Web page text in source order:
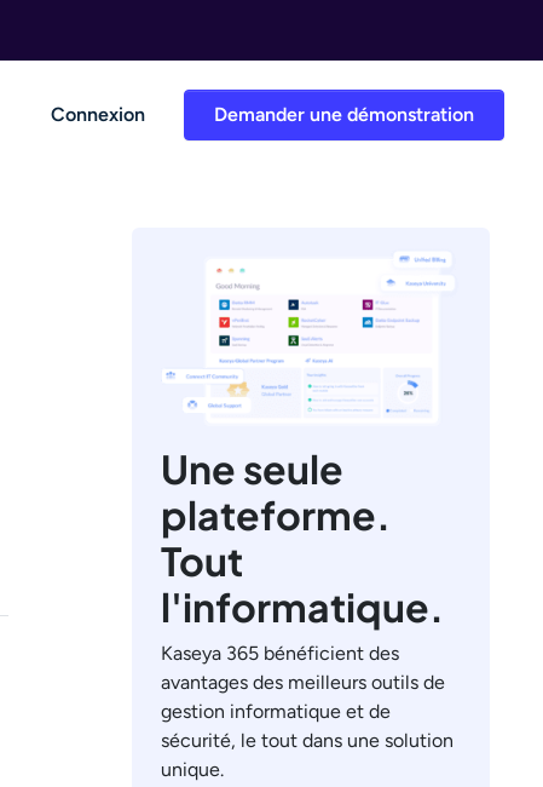
Demander une démonstration
Connexion
Une seule
plateforme.
Tout
l'informatique.
Kaseya 365 bénéficient des
avantages des meilleurs outils de
gestion informatique et de
sécurité, le tout dans une solution
unique.